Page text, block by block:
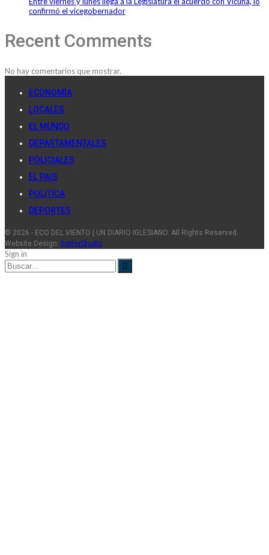
confirmó el vicegobernador
Recent Comments
No hay comentarios que mostrar.
ECONOMÍA
LOCALES
EL MUNDO
DEPARTAMENTALES
POLICIALES
EL PAIS
POLITÍCA
DEPORTES
© 2026 - ECO DEL VIENTO | UN DIARIO IGLESIANO. All Rights Reserved.
Website Design: BetterStudio
Sign in